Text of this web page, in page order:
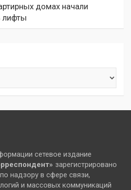
домах начали
лифты
сетевое издание
зарегистрировано
надзору в сфере связи,
и массовых коммуникаций